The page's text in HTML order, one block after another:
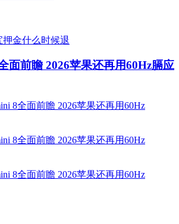
面前瞻 2026苹果还再用60Hz膈应